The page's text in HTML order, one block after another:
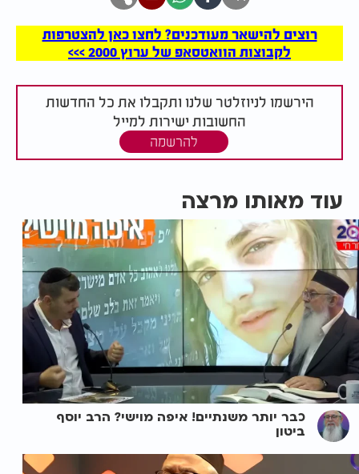
רוצים להישאר מעודכנים? לחצו כאן להצטרפות
לקבוצות הוואטסאפ של ערוץ 2000 >>>
הירשמו לניוזלטר שלנו ותקבלו את כל החדשות
החשובות ישירות למייל
להרשמה
עוד מאותו מרצה
כבר יותר משנתיים! איפה מוישי? הרב יוסף
ביטון